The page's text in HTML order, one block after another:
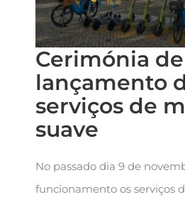
Cerimónia de
lançamento
serviços de
suave
No passado dia 9 de
funcionamento os serviços